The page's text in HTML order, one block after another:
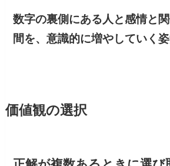
数字の裏側にある人と感情と
間を、意識的に増やしていく
価値観の選択